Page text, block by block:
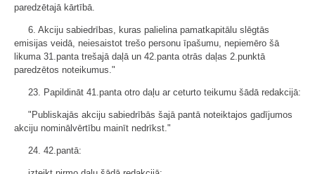
paredzētajā kārtībā.
6. Akciju sabiedrības, kuras palielina pamatkapitālu slēgtās
emisijas veidā, neiesaistot trešo personu īpašumu, nepiemēro šā
likuma 31.panta trešajā daļā un 42.panta otrās daļas 2.punktā
paredzētos noteikumus."
23. Papildināt 41.panta otro daļu ar ceturto teikumu šādā redakcijā:
"Publiskajās akciju sabiedrībās šajā pantā noteiktajos gadījumos
akciju nominālvērtību mainīt nedrīkst."
24. 42.pantā: